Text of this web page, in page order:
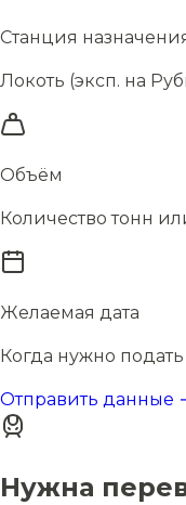
Станция
Локоть (эксп. на
Объём
Количество тонн
Желаемая дата
Когда нужно подать
Отправить данные
Нужна